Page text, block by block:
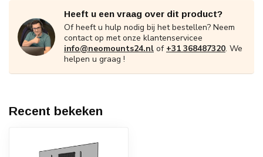
Heeft u een vraag over dit product?
Of heeft u hulp nodig bij het bestellen? Neem
contact op met onze klantenservicee
info@neomounts24.nl of +31 368487320. We
helpen u graag !
Recent bekeken